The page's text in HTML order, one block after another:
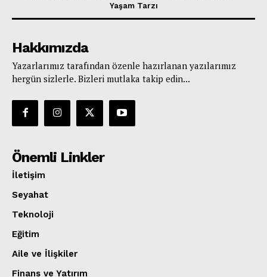
Yaşam Tarzı
Hakkımızda
Yazarlarımız tarafından özenle hazırlanan yazılarımız
hergün sizlerle. Bizleri mutlaka takip edin...
Önemli Linkler
İletişim
Seyahat
Teknoloji
Eğitim
Aile ve İlişkiler
Finans ve Yatırım